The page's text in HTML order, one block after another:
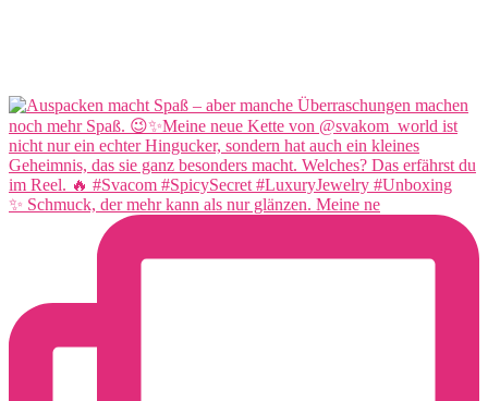
✨ Schmuck, der mehr kann als nur glänzen. Meine ne